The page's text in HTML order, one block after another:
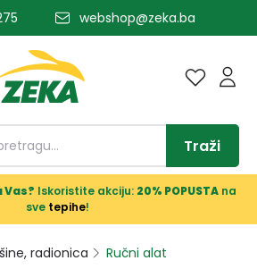
webshop@zeka.ba
Traži
Vas? Iskoristite akciju: 20% POPUSTAna
sve tepihe!
radionica Ručni alat